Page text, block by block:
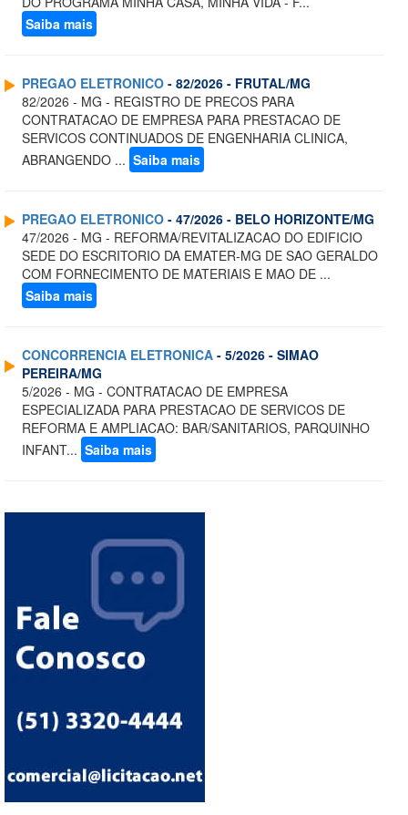
Saiba mais
PREGAO ELETRONICO - 82/2026 - FRUTAL/MG
82/2026 - MG - REGISTRO DE PRECOS PARA
CONTRATACAO DE EMPRESA PARA PRESTACAO DE
SERVICOS CONTINUADOS DE ENGENHARIA CLINICA,
ABRANGENDO ... Saiba mais
PREGAO ELETRONICO - 47/2026 - BELO HORIZONTE/MG
47/2026 - MG - REFORMA/REVITALIZACAO DO EDIFICIO
SEDE DO ESCRITORIO DA EMATER-MG DE SAO GERALDO
COM FORNECIMENTO DE MATERIAIS E MAO DE ...
Saiba mais
CONCORRENCIA ELETRONICA - 5/2026 - SIMAO
PEREIRA/MG
5/2026 - MG - CONTRATACAO DE EMPRESA
ESPECIALIZADA PARA PRESTACAO DE SERVICOS DE
REFORMA E AMPLIACAO: BAR/SANITARIOS, PARQUINHO
INFANT... Saiba mais